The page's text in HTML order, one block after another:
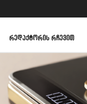
ᲠᲔᲓᲐᲥᲢᲝᲠᲘᲡ ᲠᲩᲔᲕᲘᲗ